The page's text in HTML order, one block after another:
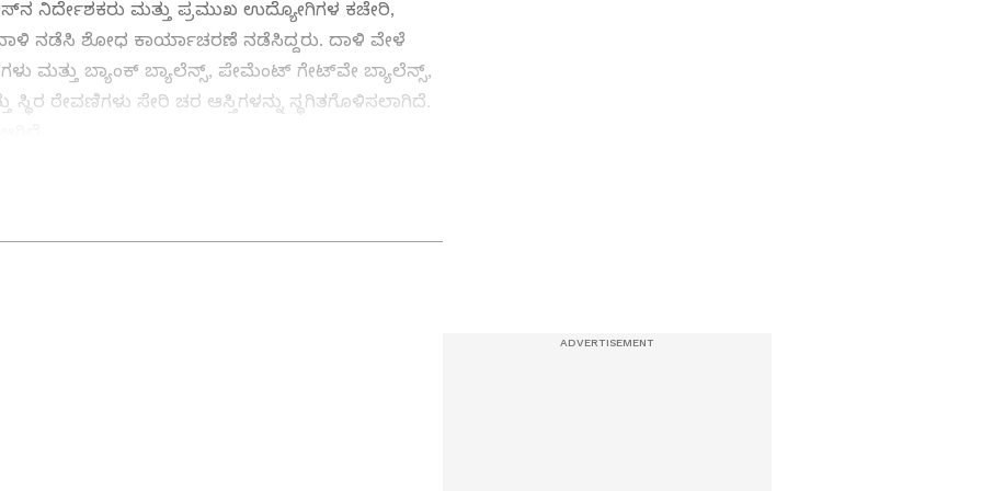
ನಿರ್ದೇಶಕರು ಮತ್ತು ಪ್ರಮುಖ ಉದ್ಯೋಗಿಗಳ ಕಚೇರಿ,
ನಡೆಸಿ ಶೋಧ ಕಾರ್ಯಾಚರಣೆ ನಡೆಸಿದ್ದರು. ದಾಳಿ ವೇಳೆ
ಮತ್ತು ಬ್ಯಾಂಕ್ ಬ್ಯಾಲೆನ್ಸ್, ಪೇಮೆಂಟ್‌ ಗೇಟ್‌ವೇ ಬ್ಯಾಲೆನ್ಸ್,
ಠೇವಣಿಗಳು ಸೇರಿ ಚರ ಆಸ್ತಿಗಳನ್ನು ಸ್ಥಗಿತಗೊಳಿಸಲಾಗಿದೆ.
(ಬೆಂಗಳೂರು ಸುದ್ದಿ): Bengaluru city